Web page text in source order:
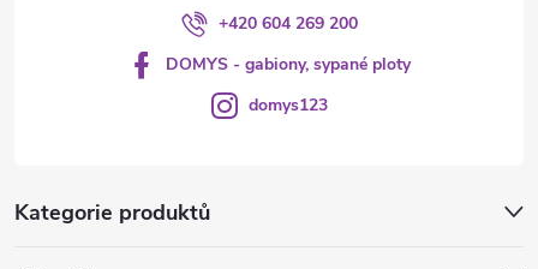
Kategorie produktů
+420 604 269 200
DOMYS - gabiony, sypané ploty
domys123